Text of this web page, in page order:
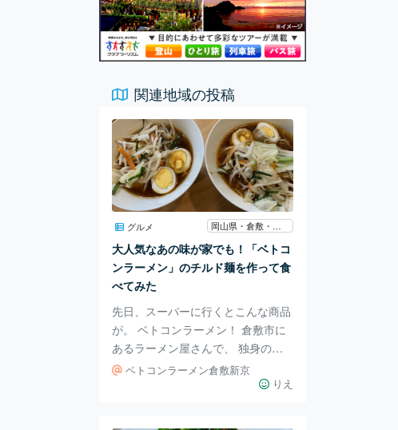
関連地域の投稿
グルメ
大人気なあの味が家でも！「ベトコ
ンラーメン」のチルド麺を作って食
べてみた
先日、スーパーに行くとこんな商品
が。 ベトコンラーメン！ 倉敷市に
あるラーメン屋さんで、 独身の
頃、友人とよく行った思い出の味な
んです♪ 2020年に火災のため閉店
ベトコンラーメン倉敷新京
りえ